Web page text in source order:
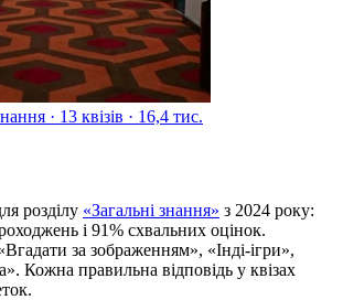
· 13 квізів · 16,4 тис.
розділу «Загальні знання» з 2024 року:
і 91% схвальних оцінок.
за зображенням», «Інді-ігри»,
. Кожна правильна відповідь у квізах